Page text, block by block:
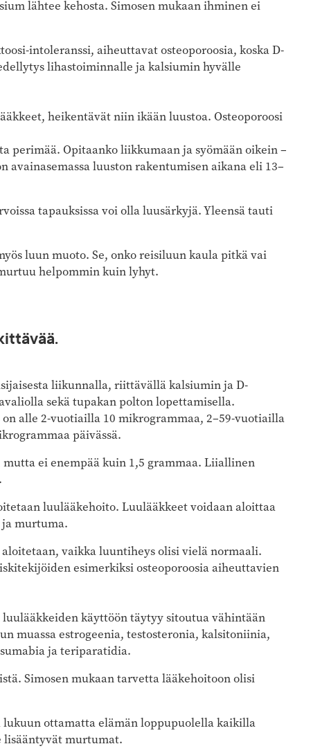
lähtee kehosta. Simosen mukaan ihminen ei
intoleranssi, aiheuttavat osteoporoosia, koska D-
lihastoiminnalle ja kalsiumin hyvälle
heikentävät niin ikään luustoa. Osteoporoosi
perimää. Opitaanko liikkumaan ja syömään oikein –
luuston rakentumisen aikana eli 13–
tapauksissa voi olla luusärkyjä. Yleensä tauti
luun muoto. Se, onko reisiluun kaula pitkä vai
helpommin kuin lyhyt.
liikunnalla, riittävällä kalsiumin ja D-
sekä tupakan polton lopettamisella.
alle 2-vuotiailla 10 mikrogrammaa, 2–59-vuotiailla
päivässä.
mutta ei enempää kuin 1,5 grammaa. Liiallinen
luulääkehoito. Luulääkkeet voidaan aloittaa
murtuma.
vaikka luuntiheys olisi vielä normaali.
esimerkiksi osteoporoosia aiheuttavien
käyttöön täytyy sitoutua vähintään
muassa estrogeenia, testosteronia, kalsitoniinia,
ja teriparatidia.
Simosen mukaan tarvetta lääkehoitoon olisi
lukuun ottamatta elämän loppupuolella kaikilla
lisääntyvät murtumat.